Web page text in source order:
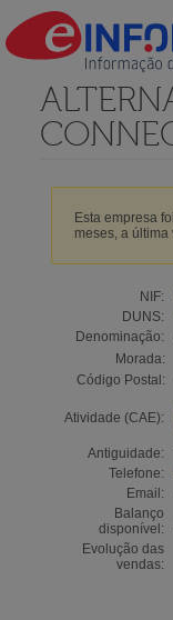
Esta empresa
meses, a última
NIF:
DUNS:
Denominação:
Morada:
Código Postal:
Atividade (CAE):
Antiguidade:
Telefone:
Email:
Balanço
disponível:
Evolução das
vendas: